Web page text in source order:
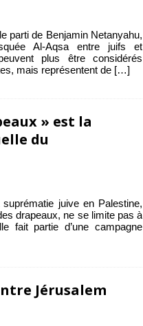
parti de Benjamin Netanyahu,
Al-Aqsa entre juifs et
plus être considérés
mais représentent de […]
» est la
du
juive en Palestine,
drapeaux, ne se limite pas à
fait partie d’une campagne
Jérusalem